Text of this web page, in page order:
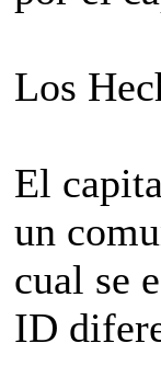
Los
El
un
cual se
ID